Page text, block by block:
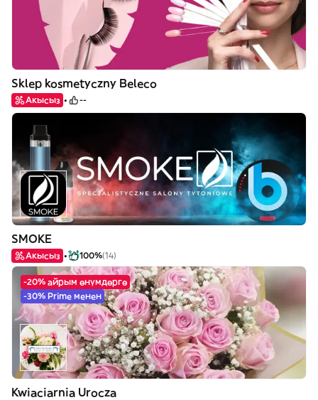
Sklep kosmetyczny Beleco
Акысыз --
SMOKE
Акысыз 100%(14)
-20% айрым өнүмдөргө
-30% Prime менен
Kwiaciarnia Urocza